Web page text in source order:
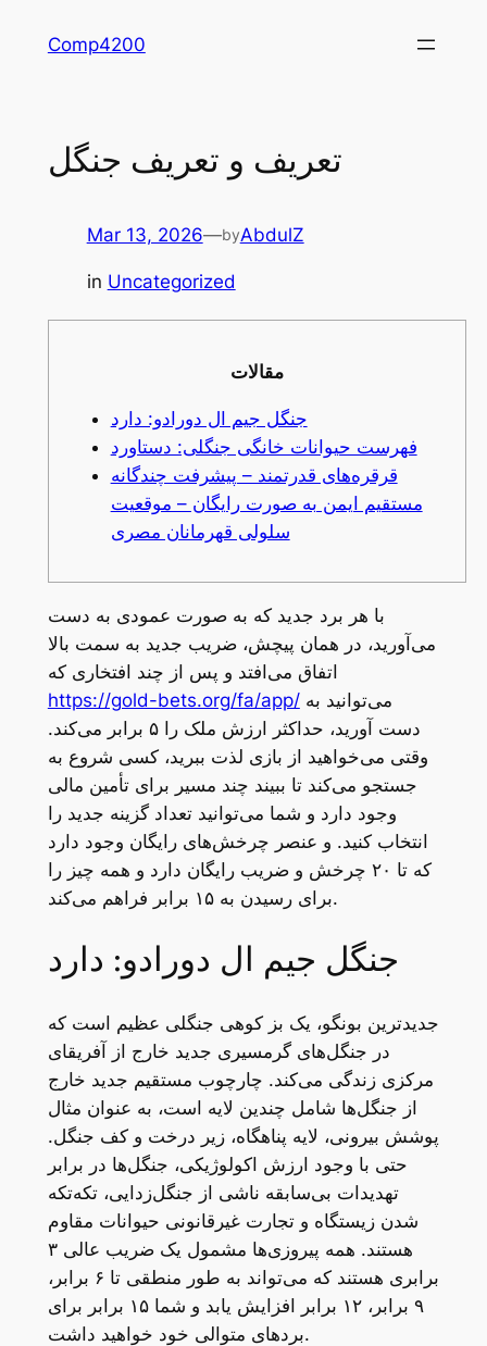
Comp4200
تعریف و تعریف جنگل
Mar 13, 2026—byAbdulZ
in Uncategorized
مقالات
جنگل جیم ال دورادو: دارد
فهرست حیوانات خانگی جنگلی: دستاورد
قرقره‌های قدرتمند – پیشرفت چندگانه
مستقیم ایمن به صورت رایگان – موقعیت
سلولی قهرمانان مصری
با هر برد جدید که به صورت عمودی به دست
می‌آورید، در همان پیچش، ضریب جدید به سمت بالا
اتفاق می‌افتد و پس از چند افتخاری که
https://gold-bets.org/fa/app/می‌توانید به
دست آورید، حداکثر ارزش ملک را ۵ برابر می‌کند.
وقتی می‌خواهید از بازی لذت ببرید، کسی شروع به
جستجو می‌کند تا ببیند چند مسیر برای تأمین مالی
وجود دارد و شما می‌توانید تعداد گزینه جدید را
انتخاب کنید. و عنصر چرخش‌های رایگان وجود دارد
که تا ۲۰ چرخش و ضریب رایگان دارد و همه چیز را
برای رسیدن به ۱۵ برابر فراهم می‌کند.
جنگل جیم ال دورادو: دارد
جدیدترین بونگو، یک بز کوهی جنگلی عظیم است که
در جنگل‌های گرمسیری جدید خارج از آفریقای
مرکزی زندگی می‌کند. چارچوب مستقیم جدید خارج
از جنگل‌ها شامل چندین لایه است، به عنوان مثال
پوشش بیرونی، لایه پناهگاه، زیر درخت و کف جنگل.
حتی با وجود ارزش اکولوژیکی، جنگل‌ها در برابر
تهدیدات بی‌سابقه ناشی از جنگل‌زدایی، تکه‌تکه
شدن زیستگاه و تجارت غیرقانونی حیوانات مقاوم
هستند. همه پیروزی‌ها مشمول یک ضریب عالی ۳
برابری هستند که می‌تواند به طور منطقی تا ۶ برابر،
۹ برابر، ۱۲ برابر افزایش یابد و شما ۱۵ برابر برای
بردهای متوالی خود خواهید داشت.